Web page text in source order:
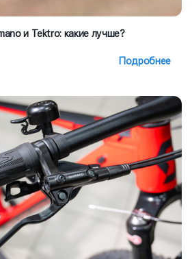
и Tektro: какие лучше?
Подробнее